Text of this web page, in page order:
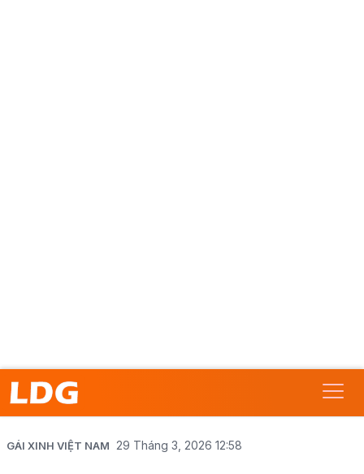
GÁI XINH VIỆT NAM 29 Tháng 3, 2026 12:58